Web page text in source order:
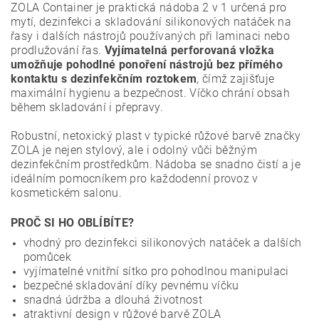
ZOLA Container je praktická nádoba 2 v 1 určená pro
mytí, dezinfekci a skladování silikonových natáček na
řasy i dalších nástrojů používaných při laminaci nebo
prodlužování řas. Vyjímatelná perforovaná vložka
umožňuje pohodlné ponoření nástrojů bez přímého
kontaktu s dezinfekčním roztokem, čímž zajišťuje
maximální hygienu a bezpečnost. Víčko chrání obsah
během skladování i přepravy.
Robustní, netoxický plast v typické růžové barvě značky
ZOLA je nejen stylový, ale i odolný vůči běžným
dezinfekčním prostředkům. Nádoba se snadno čistí a je
ideálním pomocníkem pro každodenní provoz v
kosmetickém salonu.
PROČ SI HO OBLÍBÍTE?
vhodný pro dezinfekci silikonových natáček a dalších
pomůcek
vyjímatelné vnitřní sítko pro pohodlnou manipulaci
bezpečné skladování díky pevnému víčku
snadná údržba a dlouhá životnost
atraktivní design v růžové barvě ZOLA